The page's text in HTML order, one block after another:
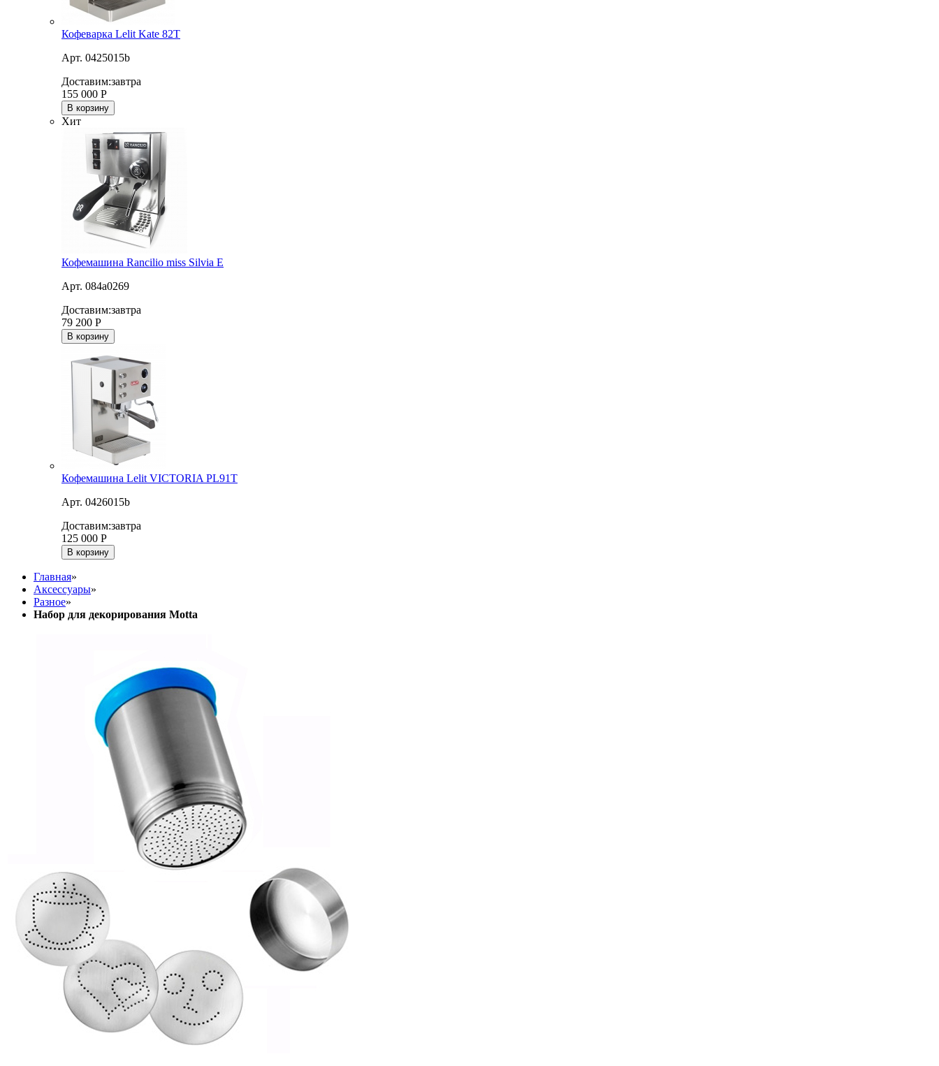
Кофеварка Lelit Kate 82T
Арт. 0425015b
Доставим:завтра
155 000 Р
В корзину
Хит
Кофемашина Rancilio miss Silvia E
Арт. 084a0269
Доставим:завтра
79 200 Р
В корзину
Кофемашина Lelit VICTORIA PL91T
Арт. 0426015b
Доставим:завтра
125 000 Р
В корзину
Главная»
Аксессуары»
Разное»
Набор для декорирования Motta